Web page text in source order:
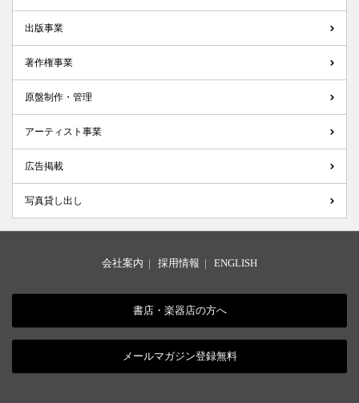
出版事業
著作権事業
原盤制作・管理
アーティスト事業
広告掲載
写真貸し出し
会社案内 | 採用情報 | ENGLISH
書店・楽器店の方へ
メールマガジン登録無料